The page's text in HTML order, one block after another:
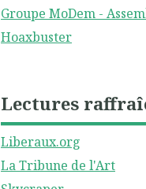
Groupe MoDem -
Hoaxbuster
Lectures
Liberaux.org
La Tribune de l'Art